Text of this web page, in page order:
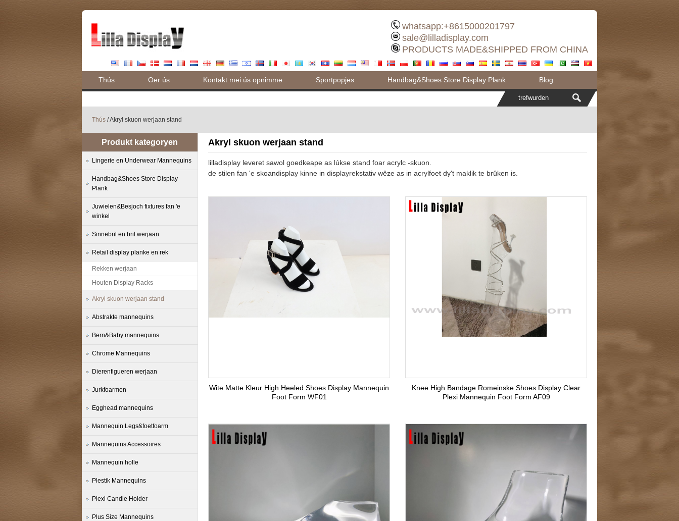
whatsapp:+8615000201797
sale@lilladisplay.com
PRODUCTS MADE&SHIPPED FROM CHINA
Thús Oer ús Kontakt mei ús opnimme Sportpopjes Handbag&Shoes Store Display Plank Blog
Thús / Akryl skuon werjaan stand
Akryl skuon werjaan stand
lilladisplay leveret sawol goedkeape as lúkse stand foar acrylc -skuon.
de stilen fan 'e skoandisplay kinne in displayrekstativ wêze as in acrylfoet dy't maklik te brûken is.
Wite Matte Kleur High Heeled Shoes Display Mannequin
Foot Form WF01
Knee High Bandage Romeinske Shoes Display Clear
Plexi Mannequin Foot Form AF09
Produkt kategoryen
Lingerie en Underwear Mannequins
Handbag&Shoes Store Display
Plank
Juwielen&Besjoch fixtures fan 'e
winkel
Sinnebril en bril werjaan
Retail display planke en rek
Rekken werjaan
Houten Display Racks
Akryl skuon werjaan stand
Abstrakte mannequins
Bern&Baby mannequins
Chrome Mannequins
Dierenfigueren werjaan
Jurkfoarmen
Egghead mannequins
Mannequin Legs&foetfoarm
Mannequins Accessoires
Mannequin holle
Plestik Mannequins
Plexi Candle Holder
Plus Size Mannequins